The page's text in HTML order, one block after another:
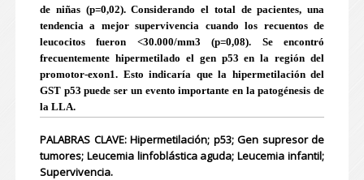
de niñas (p=0,02). Considerando el total de pacientes, una
tendencia a mejor supervivencia cuando los recuentos de
leucocitos fueron <30.000/mm3 (p=0,08). Se encontró
frecuentemente hipermetilado el gen p53 en la región del
promotor-exon1. Esto indicaría que la hipermetilación del
GST p53 puede ser un evento importante en la patogénesis de
la LLA.
PALABRAS CLAVE: Hipermetilación; p53; Gen supresor de
tumores; Leucemia linfoblástica aguda; Leucemia infantil;
Supervivencia.